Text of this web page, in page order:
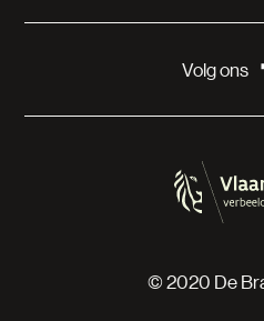
Volg ons
© 2020 De